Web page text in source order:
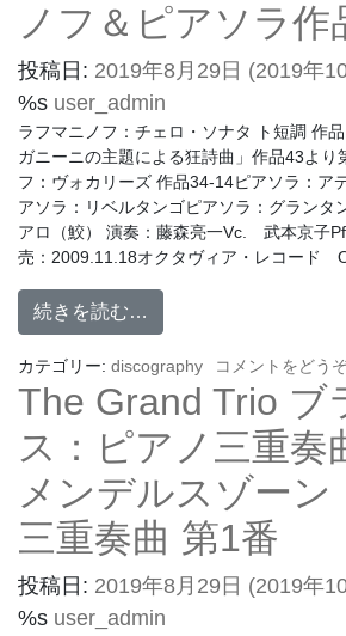
ノフ＆ピアソラ作
投稿日: 2019年8月29日 (2019年
%s user_admin
ラフマニノフ：チェロ・ソナタ ト短調 作
ガニーニの主題による狂詩曲」作品43より
フ：ヴォカリーズ 作品34-14ピアソラ：ア
アソラ：リベルタンゴピアソラ：グランタ
アロ（鮫） 演奏：藤森亮一Vc. 武本京子
売：2009.11.18オクタヴィア・レコード
続きを読む…
カテゴリー: discography コメントをどう
The Grand Trio ブ
ス：ピアノ三重奏
メンデルスゾーン
三重奏曲 第1番
投稿日: 2019年8月29日 (2019年
%s user_admin